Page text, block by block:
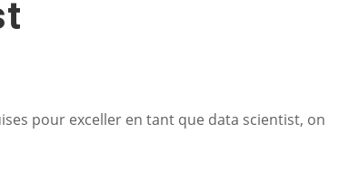
pour exceller en tant que data scientist, on